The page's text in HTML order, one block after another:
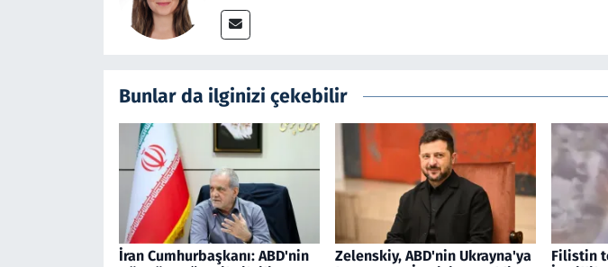
Bunlar da ilginizi çekebilir
İran Cumhurbaşkanı: ABD'nin
Zelenskiy, ABD'nin Ukrayna'ya
Filistin